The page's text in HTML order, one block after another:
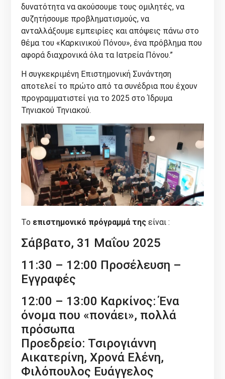
δυνατότητα να ακούσουμε τους ομιλητές, να
συζητήσουμε προβληματισμούς, να
ανταλλάξουμε εμπειρίες και απόψεις πάνω στο
θέμα του «Καρκινικού Πόνου», ένα πρόβλημα που
αφορά διαχρονικά όλα τα Ιατρεία Πόνου.”
Η συγκεκριμένη Επιστημονική Συνάντηση
αποτελεί το πρώτο από τα συνέδρια που έχουν
προγραμματιστεί για το 2025 στο Ίδρυμα
Τηνιακού Τηνιακού.
Το επιστημονικό πρόγραμμά της είναι :
Σάββατο, 31 Μαΐου 2025
11:30 – 12:00 Προσέλευση –
Εγγραφές
12:00 – 13:00 Καρκίνος: Ένα
όνομα που «πονάει», πολλά
πρόσωπα
Προεδρείο: Τσιρογιάννη
Αικατερίνη, Χρονά Ελένη,
Φιλόπουλος Ευάγγελος